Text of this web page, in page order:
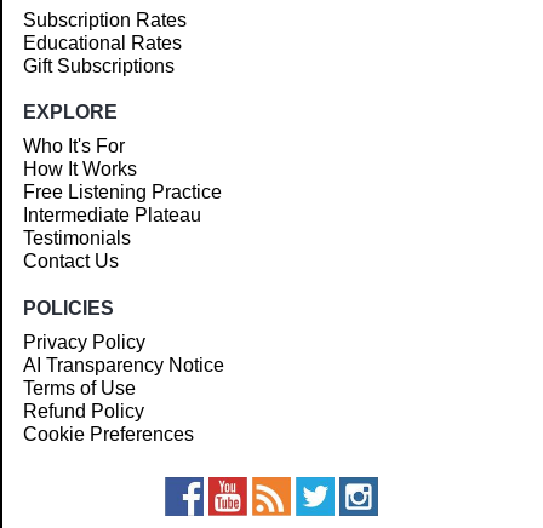
Subscription Rates
Educational Rates
Gift Subscriptions
EXPLORE
Who It's For
How It Works
Free Listening Practice
Intermediate Plateau
Testimonials
Contact Us
POLICIES
Privacy Policy
AI Transparency Notice
Terms of Use
Refund Policy
Cookie Preferences